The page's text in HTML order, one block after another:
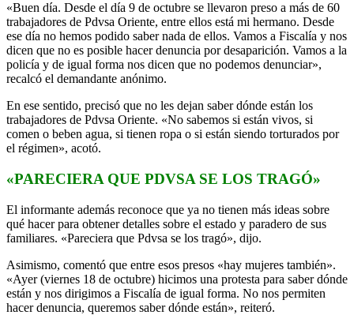
«Buen día. Desde el día 9 de octubre se llevaron preso a más de 60
trabajadores de Pdvsa Oriente, entre ellos está mi hermano. Desde
ese día no hemos podido saber nada de ellos. Vamos a Fiscalía y nos
dicen que no es posible hacer denuncia por desaparición. Vamos a la
policía y de igual forma nos dicen que no podemos denunciar»,
recalcó el demandante anónimo.
En ese sentido, precisó que no les dejan saber dónde están los
trabajadores de Pdvsa Oriente. «No sabemos si están vivos, si
comen o beben agua, si tienen ropa o si están siendo torturados por
el régimen», acotó.
«PARECIERA QUE PDVSA SE LOS TRAGÓ»
El informante además reconoce que ya no tienen más ideas sobre
qué hacer para obtener detalles sobre el estado y paradero de sus
familiares. «Pareciera que Pdvsa se los tragó», dijo.
Asimismo, comentó que entre esos presos «hay mujeres también».
«Ayer (viernes 18 de octubre) hicimos una protesta para saber dónde
están y nos dirigimos a Fiscalía de igual forma. No nos permiten
hacer denuncia, queremos saber dónde están», reiteró.